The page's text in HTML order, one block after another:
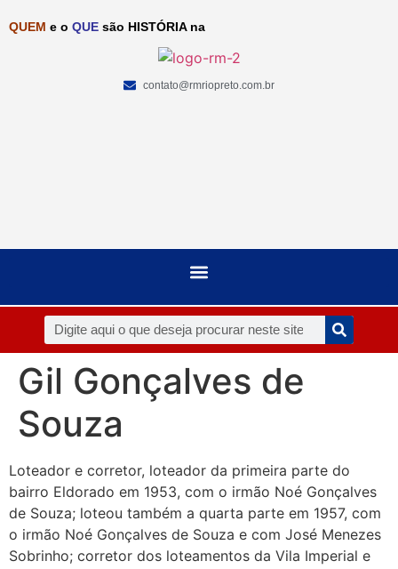
QUEM e o QUE são HISTÓRIA na
contato@rmriopreto.com.br
Gil Gonçalves de
Souza
Loteador e corretor, loteador da primeira parte do
bairro Eldorado em 1953, com o irmão Noé Gonçalves
de Souza; loteou também a quarta parte em 1957, com
o irmão Noé Gonçalves de Souza e com José Menezes
Sobrinho; corretor dos loteamentos da Vila Imperial e